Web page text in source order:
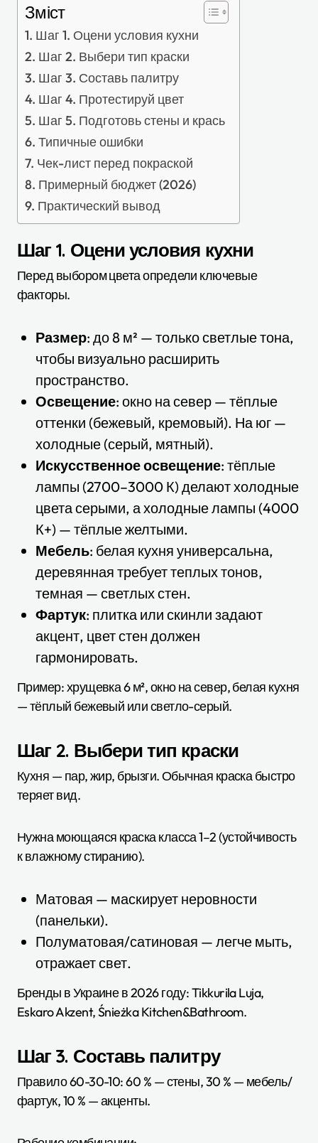
Зміст
Шаг 1. Оцени условия кухни
Шаг 2. Выбери тип краски
Шаг 3. Составь палитру
Шаг 4. Протестируй цвет
Шаг 5. Подготовь стены и крась
Типичные ошибки
Чек-лист перед покраской
Примерный бюджет (2026)
Практический вывод
Шаг 1. Оцени условия кухни
Перед выбором цвета определи ключевые
факторы.
Размер: до 8 м² — только светлые тона,
чтобы визуально расширить
пространство.
Освещение: окно на север — тёплые
оттенки (бежевый, кремовый). На юг —
холодные (серый, мятный).
Искусственное освещение: тёплые
лампы (2700–3000 К) делают холодные
цвета серыми, а холодные лампы (4000
К+) — тёплые желтыми.
Мебель: белая кухня универсальна,
деревянная требует теплых тонов,
темная — светлых стен.
Фартук: плитка или скинли задают
акцент, цвет стен должен
гармонировать.
Пример: хрущевка 6 м², окно на север, белая кухня
— тёплый бежевый или светло-серый.
Шаг 2. Выбери тип краски
Кухня — пар, жир, брызги. Обычная краска быстро
теряет вид.
Нужна моющаяся краска класса 1–2 (устойчивость
к влажному стиранию).
Матовая — маскирует неровности
(панельки).
Полуматовая/сатиновая — легче мыть,
отражает свет.
Бренды в Украине в 2026 году: Tikkurila Luja,
Eskaro Akzent, Śnieżka Kitchen&Bathroom.
Шаг 3. Составь палитру
Правило 60-30-10: 60 % — стены, 30 % — мебель/
фартук, 10 % — акценты.